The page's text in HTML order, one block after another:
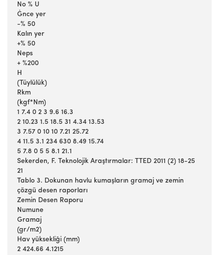
No % U
Ġnce yer
-% 50
Kalın yer
+% 50
Neps
+ %200
H
(Tüylülük)
Rkm
(kgf*Nm)
1 7.4 0 2 3 9.6 16.3
2 10.23 1.5 18.5 31 4.34 13.53
3 7.57 0 10 10 7.21 25.72
4 11.5 3.1 234 630 8.49 15.74
5 7.8 0 5 5 8.1 21.1
Sekerden, F. Teknolojik Araştırmalar: TTED 2011 (2) 18-25
21
Tablo 3. Dokunan havlu kumaşların gramaj ve zemin
çözgü desen raporları
Zemin Desen Raporu
Numune
Gramaj
(gr/m2)
Hav yüksekliği (mm)
2 424.66 4.1215